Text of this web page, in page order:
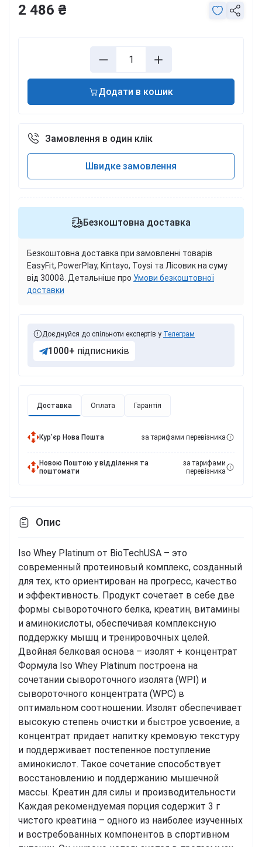
Доставка Оплата Гарантія
Курʼєр Нова Пошта за тарифами перевізника
Новою Поштою у відділення та
поштомати
за тарифами
перевізника
2 486 ₴
Додати в кошик
Замовлення в один клік
Швидке замовлення
Безкоштовна доставка
Безкоштовна доставка при замовленні товарів
EasyFit, PowerPlay, Kintayo, Toysi та Лісовик на суму
від 3000₴. Детальніше про Умови безкоштовної
доставки
Доєднуйся до спільноти експертів у Телеграм
1000+ підписників
Опис
Iso Whey Platinum от BioTechUSA – это
современный протеиновый комплекс, созданный
для тех, кто ориентирован на прогресс, качество
и эффективность. Продукт сочетает в себе две
формы сывороточного белка, креатин, витамины
и аминокислоты, обеспечивая комплексную
поддержку мышц и тренировочных целей.
Двойная белковая основа – изолят + концентрат
Формула Iso Whey Platinum построена на
сочетании сывороточного изолята (WPI) и
сывороточного концентрата (WPC) в
оптимальном соотношении. Изолят обеспечивает
высокую степень очистки и быстрое усвоение, а
концентрат придает напитку кремовую текстуру
и поддерживает постепенное поступление
аминокислот. Такое сочетание способствует
восстановлению и поддержанию мышечной
массы. Креатин для силы и производительности
Каждая рекомендуемая порция содержит 3 г
чистого креатина – одного из наиболее изученных
и востребованных компонентов в спортивном